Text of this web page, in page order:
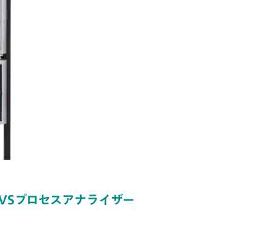
プロセスアナライザー